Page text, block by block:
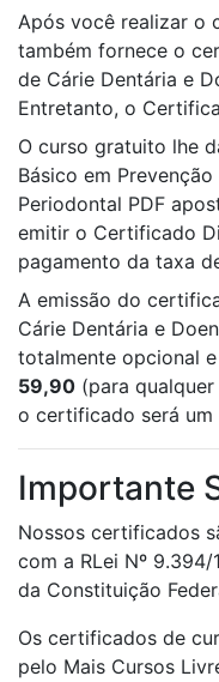
Após você realizar o
também fornece o
de Cárie Dentária e
Entretanto, o
O curso gratuito lhe
Básico em
Periodontal PDF
emitir o Certificado
pagamento da taxa
A emissão do
Cárie Dentária e
totalmente opcional
59,90 (para
o certificado será um
Importante
Nossos certificados
com a RLei Nº
da Constituição
Os certificados de
pelo Mais Cursos